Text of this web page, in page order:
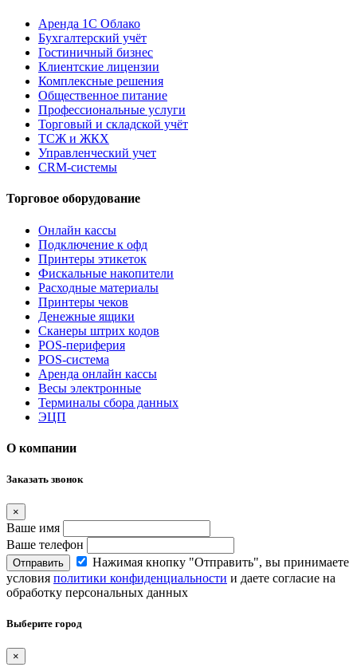
Аренда 1С Облако
Бухгалтерский учёт
Гостиничный бизнес
Клиентские лицензии
Комплексные решения
Общественное питание
Профессиональные услуги
Торговый и складской учёт
ТСЖ и ЖКХ
Управленческий учет
CRM-системы
Торговое оборудование
Онлайн кассы
Подключение к офд
Принтеры этикеток
Фискальные накопители
Расходные материалы
Принтеры чеков
Денежные ящики
Сканеры штрих кодов
POS-периферия
POS-система
Аренда онлайн кассы
Весы электронные
Терминалы сбора данных
ЭЦП
О компании
Заказать звонок
×
Ваше имя
Ваше телефон
Отправить
Нажимая кнопку "Отправить", вы принимаете
условия политики конфиденциальности и даете согласие на
обработку персональных данных
Выберите город
×